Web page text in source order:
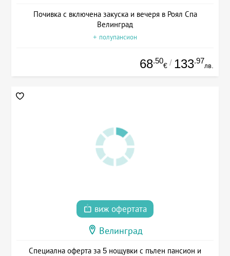
Почивка с включена закуска и вечеря в Роял Спа
Велинград
+ полупансион
68.50
€ / 133.97
лв.
виж офертата
Велинград
Специална оферта за 5 нощувки с пълен пансион и